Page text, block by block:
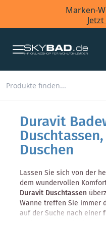
Marken-
Duravit
Duschen
Lassen Sie sich von der
dem wundervollen
Duravit Duschtassen
Wanne treffen Sie immer
auf der Suche nach einer